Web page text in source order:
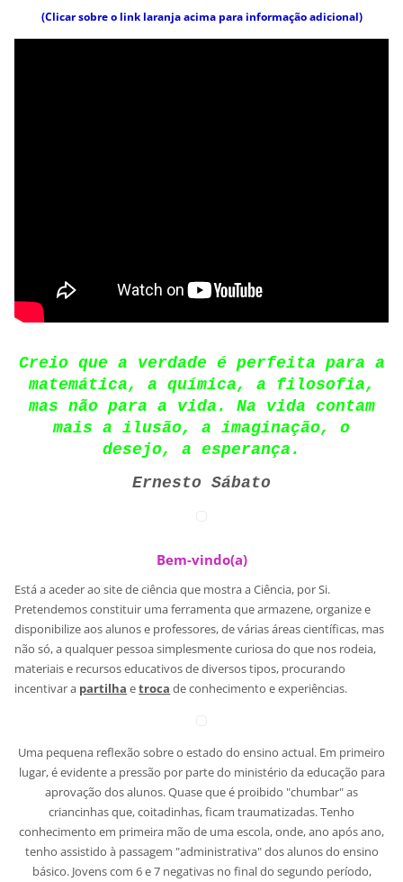
(Clicar sobre o link laranja acima para informação adicional)
Creio que a verdade é perfeita para a
matemática, a química, a filosofia,
mas não para a vida. Na vida contam
mais a ilusão, a imaginação, o
desejo, a esperança.
Ernesto Sábato
Bem-vindo(a)
Está a aceder ao site de ciência que mostra a Ciência, por Si.
Pretendemos constituir uma ferramenta que armazene, organize e
disponibilize aos alunos e professores, de várias áreas científicas, mas
não só, a qualquer pessoa simplesmente curiosa do que nos rodeia,
materiais e recursos educativos de diversos tipos, procurando
incentivar a partilha etroca de conhecimento e experiências.
Uma pequena reflexão sobre o estado do ensino actual. Em primeiro
lugar, é evidente a pressão por parte do ministério da educação para
aprovação dos alunos. Quase que é proibido "chumbar" as
criancinhas que, coitadinhas, ficam traumatizadas. Tenho
conhecimento em primeira mão de uma escola, onde, ano após ano,
tenho assistido à passagem "administrativa" dos alunos do ensino
básico. Jovens com 6 e 7 negativas no final do segundo período,